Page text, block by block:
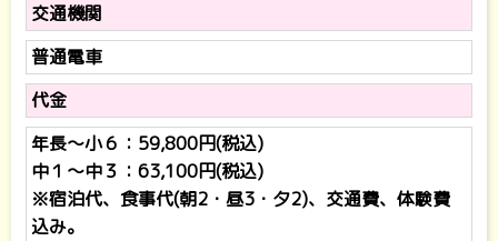
交通機関
普通電車
代金
年長～小６：59,800円(税込)
中１～中３：63,100円(税込)
※宿泊代、食事代(朝2・昼3・夕2)、交通費、体験費
込み。